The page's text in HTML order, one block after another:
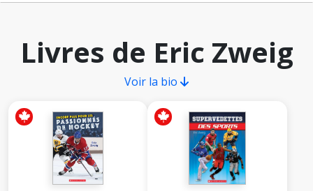
Livres de Eric Zweig
Voir la bio